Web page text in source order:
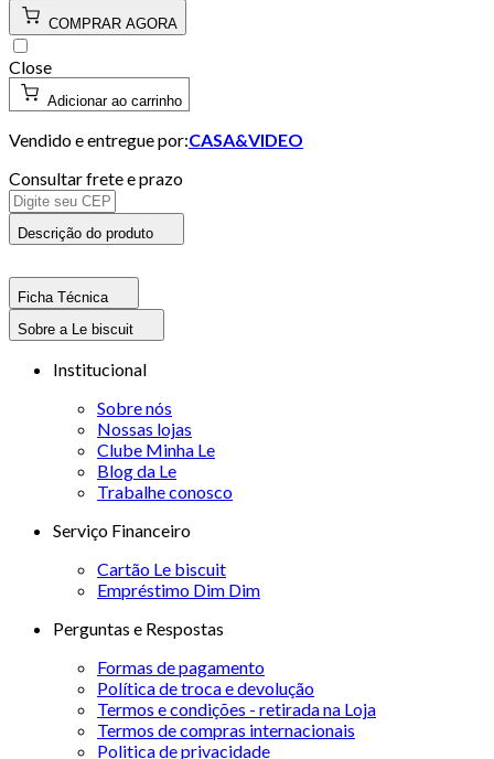
COMPRAR AGORA
Close
Adicionar ao carrinho
Vendido e entregue por:CASA&VIDEO
Consultar frete e prazo
Descrição do produto
Ficha Técnica
Sobre a Le biscuit
Institucional
Sobre nós
Nossas lojas
Clube Minha Le
Blog da Le
Trabalhe conosco
Serviço Financeiro
Cartão Le biscuit
Empréstimo Dim Dim
Perguntas e Respostas
Formas de pagamento
Política de troca e devolução
Termos e condições - retirada na Loja
Termos de compras internacionais
Politica de privacidade